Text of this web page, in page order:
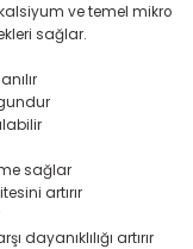
Fiyatı Düşünce Haber
ve temel mikro
sağlar.
sağlar
artırır
dayanıklılığı artırır